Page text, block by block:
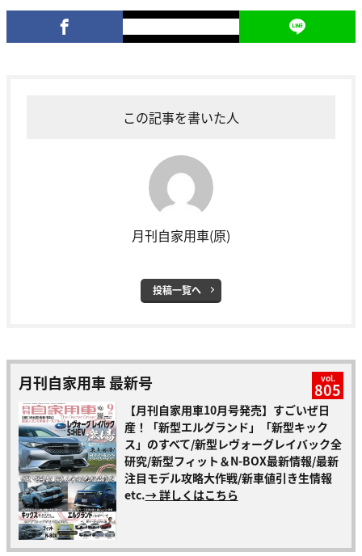
この記事を書いた人
月刊自家用車(原)
投稿一覧へ
月刊自家用車 最新号 vol.
805
【月刊自家用車10月号発売】すごいぜ日
産！「新型エルグランド」「新型キック
ス」のすべて/新型レヴォーグレイバック全
研究/新型フィット＆N-BOX最新情報/最新
注目モデル攻略大作戦/新車値引き生情報
etc.→ 詳しくはこちら